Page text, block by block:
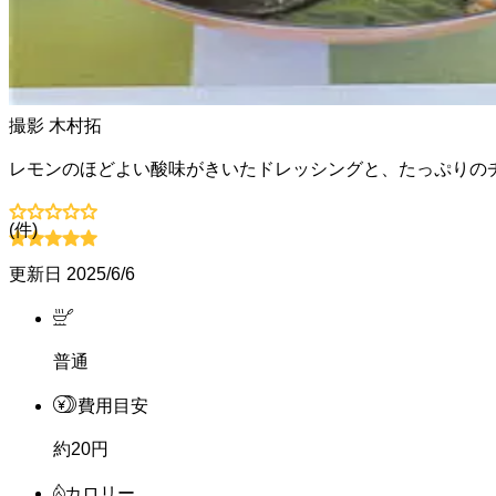
撮影 木村拓
レモンのほどよい酸味がきいたドレッシングと、たっぷりの
(件)
更新日 2025/6/6
普通
費用目安
約20円